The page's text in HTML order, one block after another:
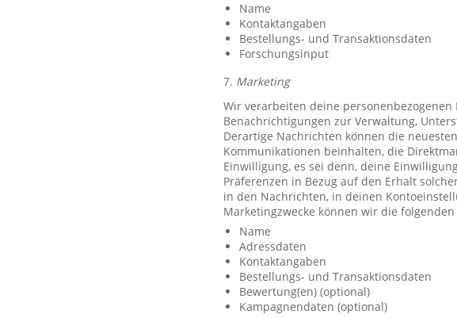
Name
Kontaktangaben
Bestellungs- und Transaktionsdaten
Forschungsinput
7. Marketing
Wir verarbeiten deine
Benachrichtigungen zur Verwaltung,
Derartige Nachrichten können die
Kommunikationen beinhalten, die
Einwilligung, es sei denn, deine
Präferenzen in Bezug auf den Erhalt
in den Nachrichten, in deinen
Marketingzwecke können wir die
Name
Adressdaten
Kontaktangaben
Bestellungs- und Transaktionsdaten
Bewertung(en) (optional)
Kampagnendaten (optional)